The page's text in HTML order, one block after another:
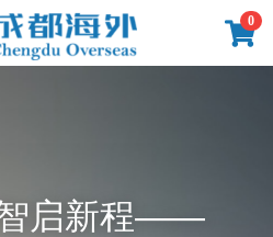
0
启新程——
×
品分类